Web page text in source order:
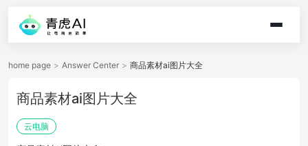
home page > Answer Center > 商品素材ai图片大全
商品素材ai图片大全
云电脑